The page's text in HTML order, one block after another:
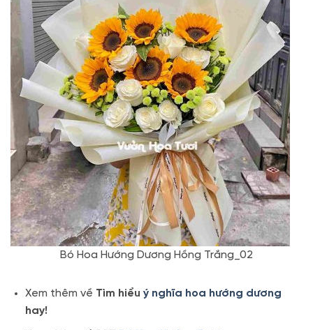
Bó Hoa Hướng Dương Hồng Trắng_02
Xem thêm về Tìm hiểu ý nghĩa hoa hướng dương
hay!